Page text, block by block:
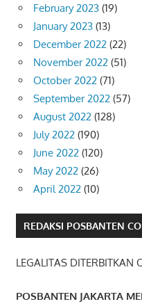
February 2023 (19)
January 2023 (13)
December 2022 (22)
November 2022 (51)
October 2022 (71)
September 2022 (57)
August 2022 (128)
July 2022 (190)
June 2022 (120)
May 2022 (26)
April 2022 (10)
REDAKSI POSBANTEN
LEGALITAS DITERBITKAN
POSBANTEN JAKARTA